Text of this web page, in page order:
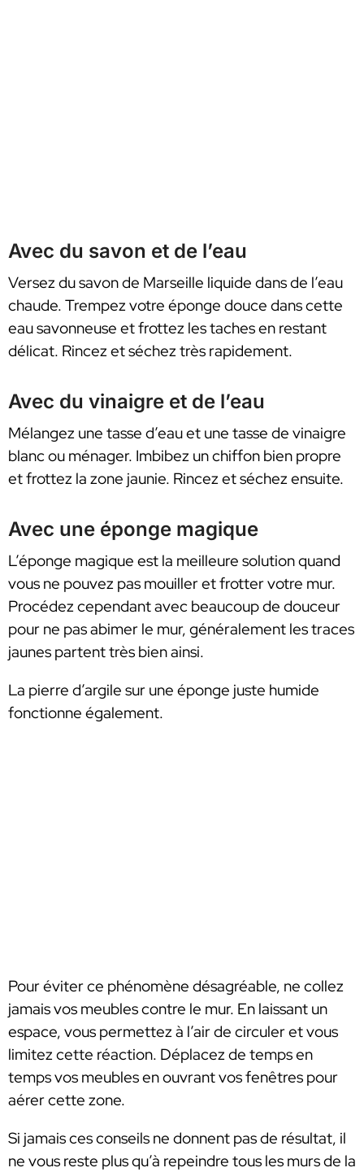
Avec du savon et de l’eau
Versez du savon de Marseille liquide dans de l’eau
chaude. Trempez votre éponge douce dans cette
eau savonneuse et frottez les taches en restant
délicat. Rincez et séchez très rapidement.
Avec du vinaigre et de l’eau
Mélangez une tasse d’eau et une tasse de vinaigre
blanc ou ménager. Imbibez un chiffon bien propre
et frottez la zone jaunie. Rincez et séchez ensuite.
Avec une éponge magique
L’éponge magique est la meilleure solution quand
vous ne pouvez pas mouiller et frotter votre mur.
Procédez cependant avec beaucoup de douceur
pour ne pas abimer le mur, généralement les traces
jaunes partent très bien ainsi.
La pierre d’argile sur une éponge juste humide
fonctionne également.
Pour éviter ce phénomène désagréable, ne collez
jamais vos meubles contre le mur. En laissant un
espace, vous permettez à l’air de circuler et vous
limitez cette réaction. Déplacez de temps en
temps vos meubles en ouvrant vos fenêtres pour
aérer cette zone.
Si jamais ces conseils ne donnent pas de résultat, il
ne vous reste plus qu’à repeindre tous les murs de la